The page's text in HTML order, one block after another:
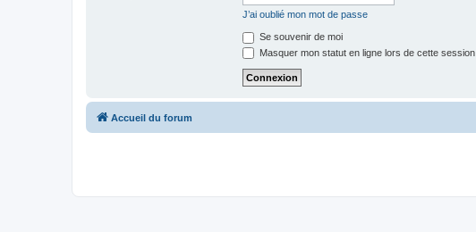
J’ai oublié mon mot de passe
Se souvenir de moi
Masquer mon statut en ligne lors de cette session
Accueil du forum